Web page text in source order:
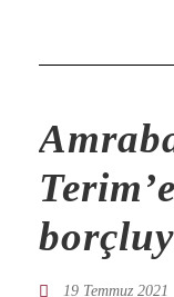
19 Temmuz 2021